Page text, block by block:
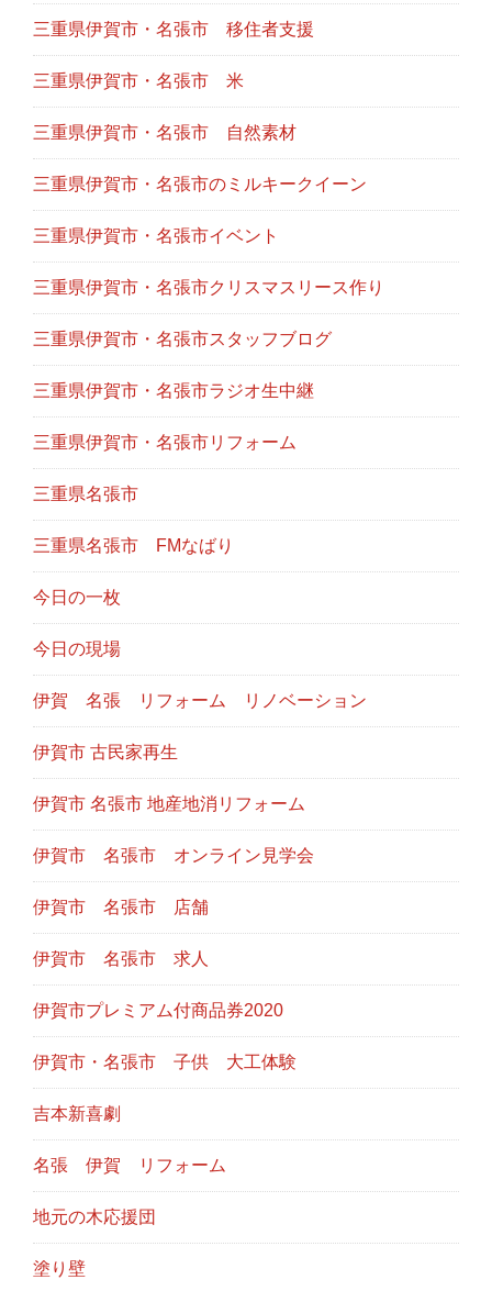
三重県伊賀市・名張市 移住者支援
三重県伊賀市・名張市 米
三重県伊賀市・名張市 自然素材
三重県伊賀市・名張市のミルキークイーン
三重県伊賀市・名張市イベント
三重県伊賀市・名張市クリスマスリース作り
三重県伊賀市・名張市スタッフブログ
三重県伊賀市・名張市ラジオ生中継
三重県伊賀市・名張市リフォーム
三重県名張市
三重県名張市 FMなばり
今日の一枚
今日の現場
伊賀 名張 リフォーム リノベーション
伊賀市 古民家再生
伊賀市 名張市 地産地消リフォーム
伊賀市 名張市 オンライン見学会
伊賀市 名張市 店舗
伊賀市 名張市 求人
伊賀市プレミアム付商品券2020
伊賀市・名張市 子供 大工体験
吉本新喜劇
名張 伊賀 リフォーム
地元の木応援団
塗り壁